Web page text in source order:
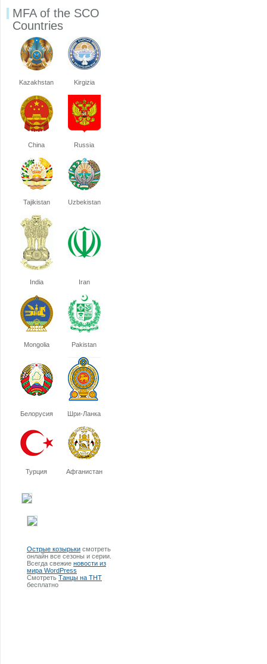
MFA of the SCO
Countries
Kazakhstan Kirgizia
China Russia
Tajikistan Uzbekistan
India Iran
Mongolia Pakistan
Белорусия Шри-Ланка
Турция Афганистан
Острые козырьки смотреть
онлайн все сезоны и серии.
Всегда свежие новости из
мира WordPress
Смотреть Танцы на ТНТ
бесплатно